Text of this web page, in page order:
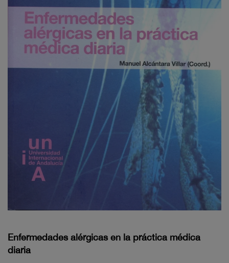
Enfermedades alérgicas en la práctica médica
diaria